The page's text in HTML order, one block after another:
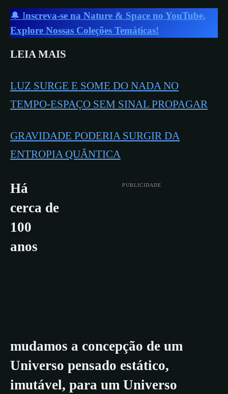
🔔 Inscreva-se na Nature & Space no YouTube,
Explore Nossas Coleções Temáticas!
LEIA MAIS
LUZ SURGE E SOME DO NADA NO
TEMPO-ESPAÇO SEM SINAL PROPAGAR
GRAVIDADE PODERIA SURGIR DA
ENTROPIA QUÂNTICA
PUBLICIDADE
Há
cerca de
100
anos
mudamos a concepção de um
Universo pensado estático,
imutável, para um Universo